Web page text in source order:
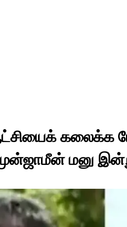
ஆட்சியைக் கலைக்க
மனு